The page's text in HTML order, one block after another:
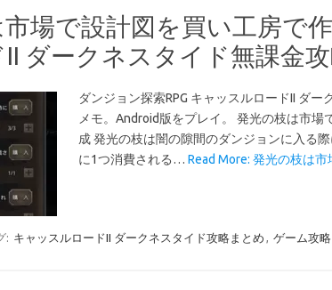
場で設計図を買い工房で
ダークネスタイド無課金
ダンジョン探索RPG キャッスルロードII ダー
メモ。Android版をプレイ。 発光の枝は市場
成 発光の枝は闇の隙間のダンジョンに入る
に1つ消費される… Read More: 発光の枝は
: キャッスルロードII ダークネスタイド攻略まとめ , ゲーム攻